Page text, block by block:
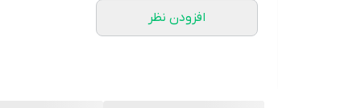
افزودن نظر